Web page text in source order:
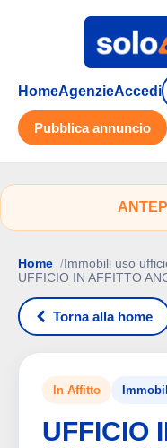
HomeAgenzieAccedi
Pubblica annuncio
Home Immobili uso
UFFICIO IN AFFITTO
Torna alla home
In Affitto
UFFICIO